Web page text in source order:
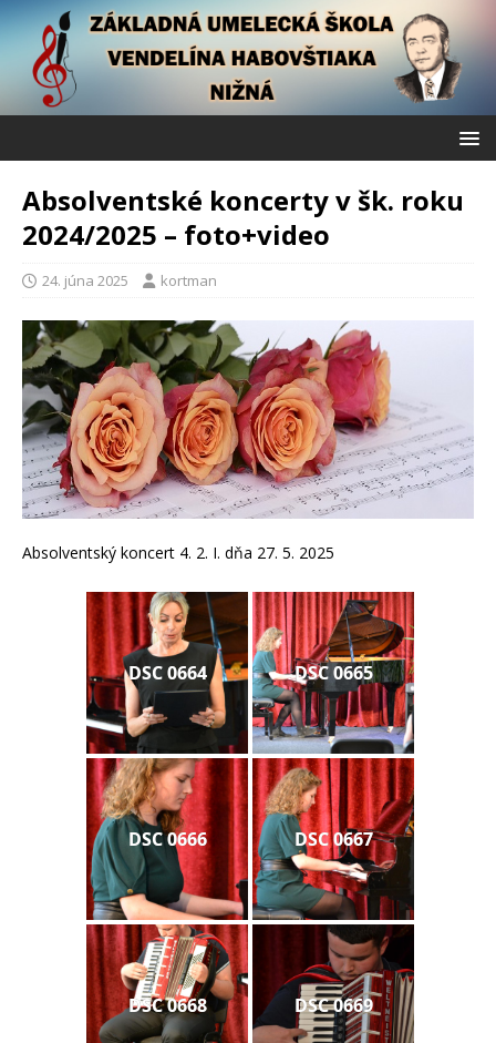
Absolventské koncerty v šk. roku
2024/2025 – foto+video
24. júna 2025 kortman
Absolventský koncert 4. 2. I. dňa 27. 5. 2025
DSC 0664 DSC 0665
DSC 0666 DSC 0667
DSC 0668 DSC 0669